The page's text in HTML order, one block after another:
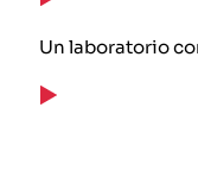
Un laboratorio